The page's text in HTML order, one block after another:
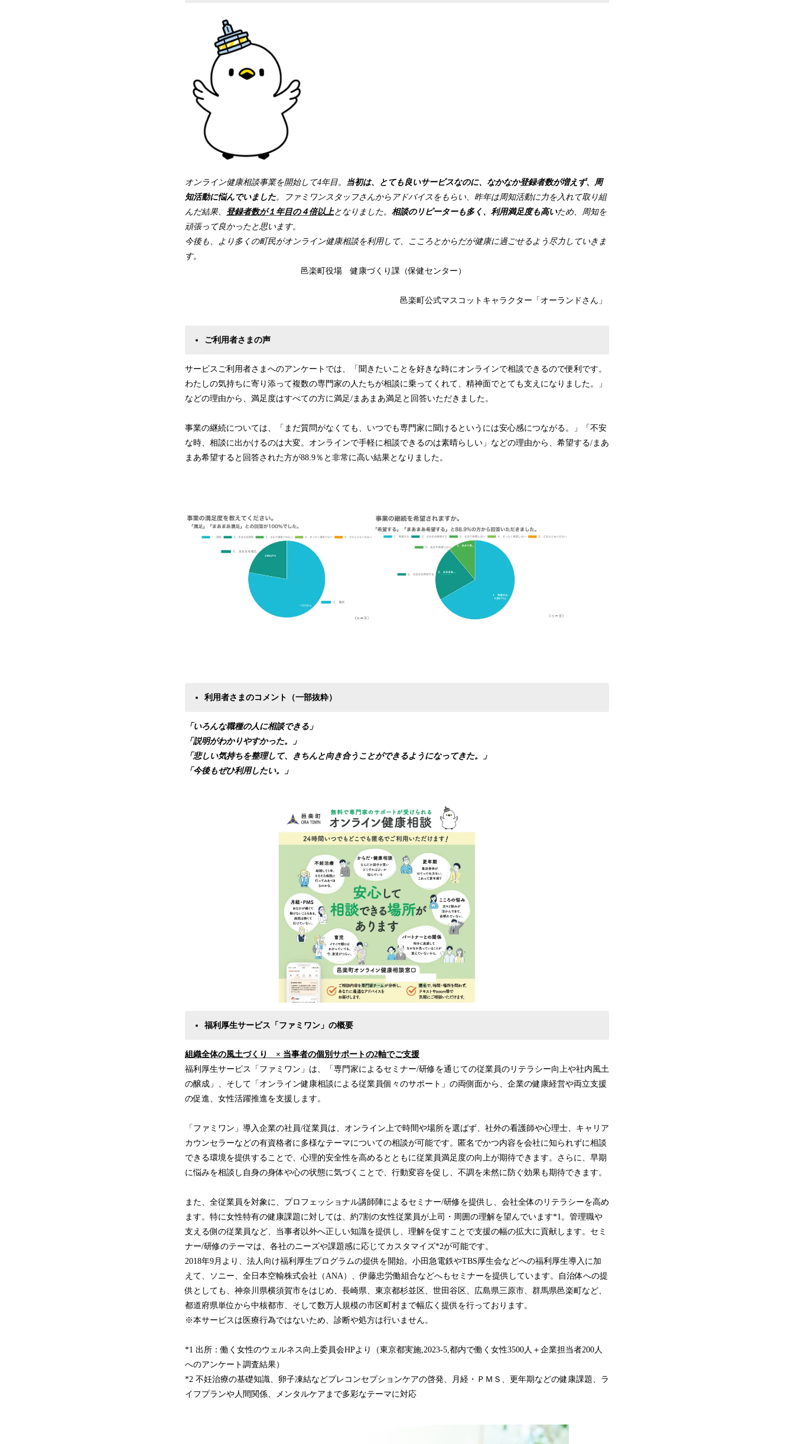
オンライン健康相談事業を開始して4年目。 当初は、とても良いサービスなのに、なかなか登録者数が増えず、周
知活動に悩んでいました。ファミワンスタッフさんからアドバイスをもらい、昨年は周知活動に力を入れて取り組
んだ結果、 登録者数が１年目の４倍以上となりました。 相談のリピーターも多く、利用満足度も高いため、周知を
頑張って良かったと思います。
今後も、より多くの町民がオンライン健康相談を利用して、こころとからだが健康に過ごせるよう尽力していきま
す。
邑楽町役場 健康づくり課（保健センター）
邑楽町公式マスコットキャラクター「オーランドさん」
ご利用者さまの声
サービスご利用者さまへのアンケートでは、「聞きたいことを好きな時にオンラインで相談できるので便利です。
わたしの気持ちに寄り添って複数の専門家の人たちが相談に乗ってくれて、精神面でとても支えになりました。」
などの理由から、満足度はすべての方に満足/まあまあ満足と回答いただきました。
事業の継続については、「まだ質問がなくても、いつでも専門家に聞けるというには安心感につながる。」「不安
な時、相談に出かけるのは大変。オンラインで手軽に相談できるのは素晴らしい」などの理由から、希望する/まあ
まあ希望すると回答された方が88.9％と非常に高い結果となりました。
利用者さまのコメント（一部抜粋）
「いろんな職種の人に相談できる」
「説明がわかりやすかった。」
「悲しい気持ちを整理して、きちんと向き合うことができるようになってきた。」
「今後もぜひ利用したい。」
福利厚生サービス「ファミワン」の概要
組織全体の風土づくり × 当事者の個別サポートの2軸でご支援
福利厚生サービス「ファミワン」は、「専門家によるセミナー/研修を通じての従業員のリテラシー向上や社内風土
の醸成」、そして「オンライン健康相談による従業員個々のサポート」の両側面から、企業の健康経営や両立支援
の促進、女性活躍推進を支援します。
「ファミワン」導入企業の社員/従業員は、オンライン上で時間や場所を選ばず、社外の看護師や心理士、キャリア
カウンセラーなどの有資格者に多様なテーマについての相談が可能です。匿名でかつ内容を会社に知られずに相談
できる環境を提供することで、心理的安全性を高めるとともに従業員満足度の向上が期待できます。さらに、早期
に悩みを相談し自身の身体や心の状態に気づくことで、行動変容を促し、不調を未然に防ぐ効果も期待できます。
また、全従業員を対象に、プロフェッショナル講師陣によるセミナー/研修を提供し、会社全体のリテラシーを高め
ます。特に女性特有の健康課題に対しては、約7割の女性従業員が上司・周囲の理解を望んでいます*1。管理職や
支える側の従業員など、当事者以外へ正しい知識を提供し、理解を促すことで支援の幅の拡大に貢献します。セミ
ナー/研修のテーマは、各社のニーズや課題感に応じてカスタマイズ*2が可能です。
2018年9月より、法人向け福利厚生プログラムの提供を開始。小田急電鉄やTBS厚生会などへの福利厚生導入に加
えて、ソニー、全日本空輸株式会社（ANA）、伊藤忠労働組合などへもセミナーを提供しています。自治体への提
供としても、神奈川県横須賀市をはじめ、長崎県、東京都杉並区、世田谷区、広島県三原市、群馬県邑楽町など、
都道府県単位から中核都市、そして数万人規模の市区町村まで幅広く提供を行っております。
※本サービスは医療行為ではないため、診断や処方は行いません。
*1 出所：働く女性のウェルネス向上委員会HPより（東京都実施,2023-5,都内で働く女性3500人＋企業担当者200人
へのアンケート調査結果）
*2 不妊治療の基礎知識、卵子凍結などプレコンセプションケアの啓発、月経・ＰＭＳ、更年期などの健康課題、ラ
イフプランや人間関係、メンタルケアまで多彩なテーマに対応